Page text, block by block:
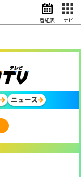
ニュース
アナウンサー
番組表 ナビ
ニュース